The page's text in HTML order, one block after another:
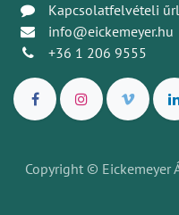
Kapcsolatfelvételi
info@eickemeyer.hu
+36 1 206 9555
Copyright © Eickemeyer